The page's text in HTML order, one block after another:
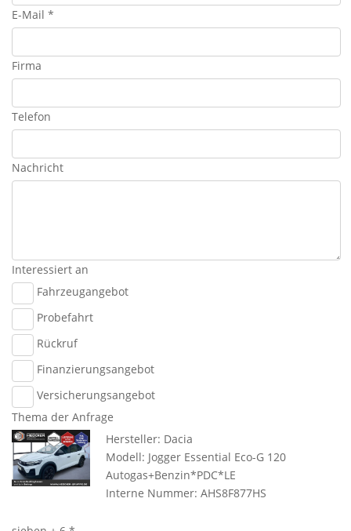
E-Mail *
Firma
Telefon
Nachricht
Interessiert an
Fahrzeugangebot
Probefahrt
Rückruf
Finanzierungsangebot
Versicherungsangebot
Thema der Anfrage
Hersteller: Dacia
Modell: Jogger Essential Eco-G 120
Autogas+Benzin*PDC*LE
Interne Nummer: AHS8F877HS